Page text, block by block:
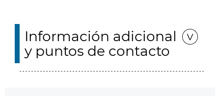
Información adicional
y puntos de contacto